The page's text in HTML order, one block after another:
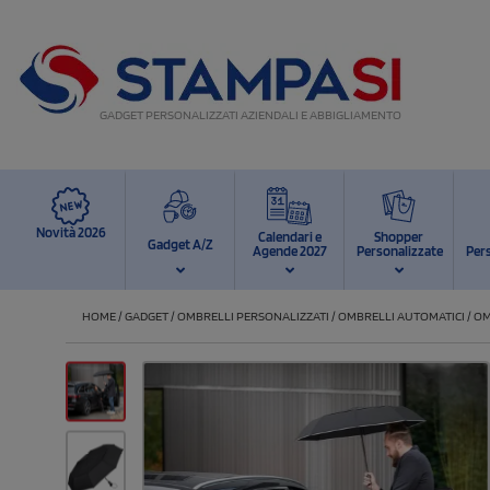
GADGET PERSONALIZZATI AZIENDALI E ABBIGLIAMENTO
Novità 2026
Gadget A/Z
Calendari e
Agende 2027
Shopper
Personalizzate
HOME /GADGET /OMBRELLI PERSONALIZZATI /OMBRELLI AUTOMATICI /